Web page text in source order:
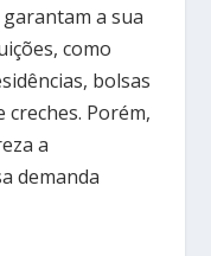
a sua
como
bolsas
Porém,
a
demanda